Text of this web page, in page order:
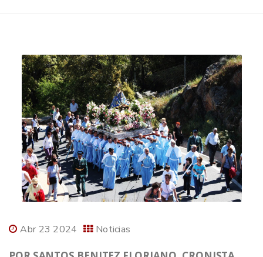
Abr 23 2024 Noticias